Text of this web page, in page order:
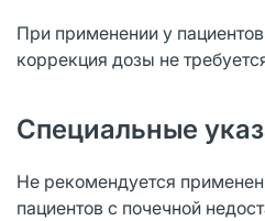
При применении у
коррекция дозы не
Специальные
Не рекомендуется
пациентов с почечной